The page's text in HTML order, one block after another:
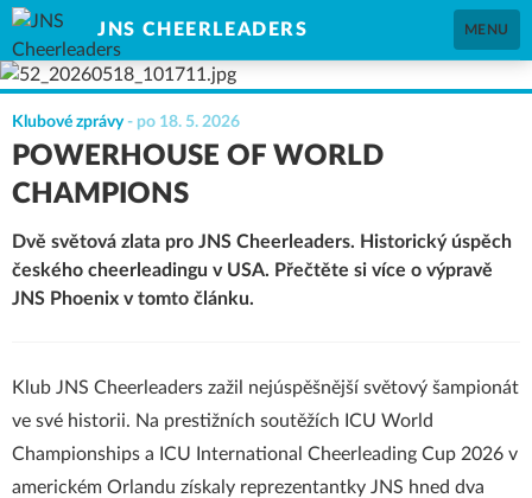
JNS CHEERLEADERS MENU
Klubové zprávy- po 18. 5. 2026
POWERHOUSE OF WORLD
CHAMPIONS
Dvě světová zlata pro JNS Cheerleaders. Historický úspěch
českého cheerleadingu v USA. Přečtěte si více o výpravě
JNS Phoenix v tomto článku.
Klub JNS Cheerleaders zažil nejúspěšnější světový šampionát
ve své historii. Na prestižních soutěžích ICU World
Championships a ICU International Cheerleading Cup 2026 v
americkém Orlandu získaly reprezentantky JNS hned dva